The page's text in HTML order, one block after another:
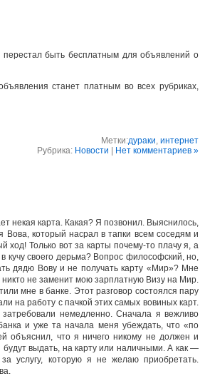
быть бесплатным для объявлений о
станет платным во всех рубриках,
Метки:дураки интернет
Рубрика: Новости | Нет комментариев »
некая карта. Какая? Я позвонил. Выяснилось,
который насрал в тапки всем соседям и
ход! Только вот за карты почему-то плачу я, а
своего дерьма? Вопрос философский, но,
дядю Вову и не получать карту «Мир»? Мне
не заменит мою зарплатную Визу на Мир.
мне в банке. Этот разговор состоялся пару
на работу с пачкой этих самых вовиных карт.
немедленно. Сначала я вежливо
и уже та начала меня убеждать, что «по
объяснил, что я ничего никому не должен и
выдать, на карту или наличными. А как —
услугу, которую я не желаю приобретать.